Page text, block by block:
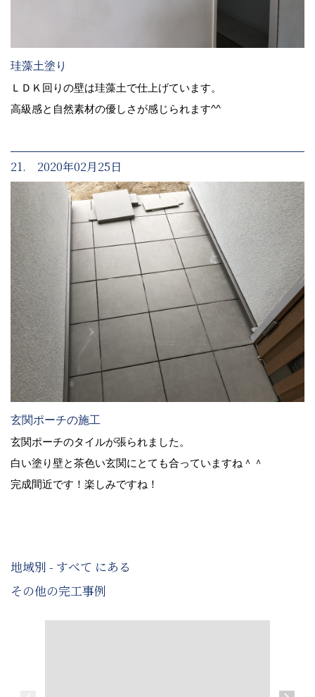
珪藻土塗り
ＬＤＫ回りの壁は珪藻土で仕上げています。
高級感と自然素材の優しさが感じられます^^
21. 2020年02月25日
玄関ポーチの施工
玄関ポーチのタイルが張られました。
白い塗り壁と茶色い玄関にとても合っていますね＾＾
完成間近です！楽しみですね！
地域別 - すべて にある
その他の完工事例